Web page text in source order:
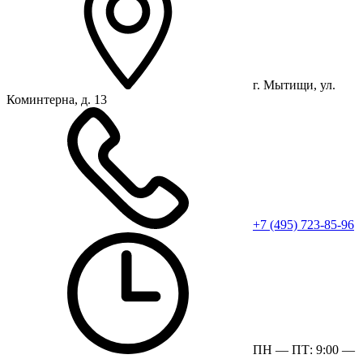
г. Мытищи, ул.
Коминтерна, д. 13
+7 (495) 723-85-96
ПН — ПТ: 9:00 —